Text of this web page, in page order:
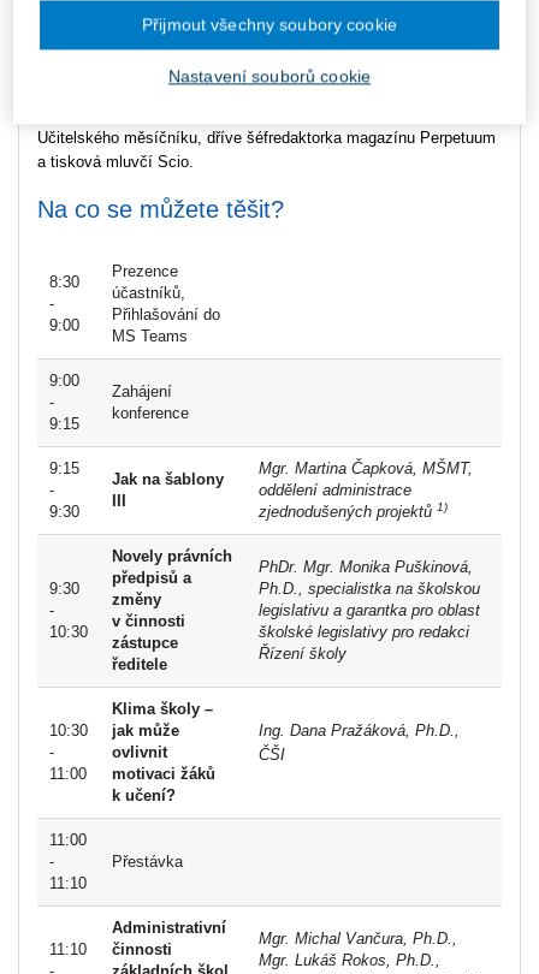
Učitelského měsíčníku, dříve šéfredaktorka magazínu Perpetuum
a tisková mluvčí Scio.
Na co se můžete těšit?
8:30
-
9:00
Prezence
účastníků,
Přihlašování do
MS Teams
9:00
-
9:15
Zahájení
konference
9:15
-
9:30
Jak na šablony
III
Mgr. Martina Čapková, MŠMT,
oddělení administrace
zjednodušených projektů 1)
9:30
-
10:30
Novely právních
předpisů a
změny
v činnosti
zástupce
ředitele
PhDr. Mgr. Monika Puškinová,
Ph.D., specialistka na školskou
legislativu a garantka pro oblast
školské legislativy pro redakci
Řízení školy
10:30
-
11:00
Klima školy –
jak může
ovlivnit
motivaci žáků
k učení?
Ing. Dana Pražáková, Ph.D.,
ČŠI
11:00
-
11:10
Přestávka
11:10
Administrativní
činnosti
Mgr. Michal Vančura, Ph.D.,
Mgr. Lukáš Rokos, Ph.D.,
Nastavení souborů cookie
Přijmout všechny soubory cookie